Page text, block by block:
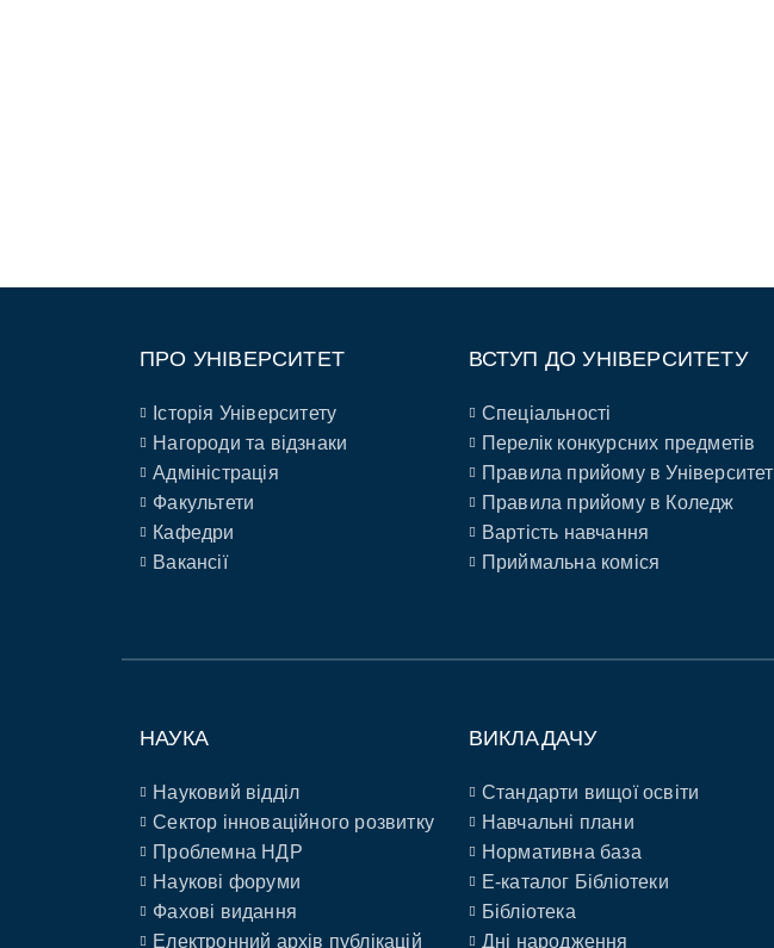
ПРО УНІВЕРСИТЕТ
Історія Університету
Нагороди та відзнаки
Адміністрація
Факультети
Кафедри
Вакансії
ВСТУП ДО УНІВЕРСИТЕТУ
Спеціальності
Перелік конкурсних предметів
Правила прийому в Університет
Правила прийому в Коледж
Вартість навчання
Приймальна коміся
НАУКА
Науковий відділ
Сектор інноваційного розвитку
Проблемна НДР
Наукові форуми
Фахові видання
Електронний архів публікацій
ВИКЛАДАЧУ
Стандарти вищої освіти
Навчальні плани
Нормативна база
E-каталог Бібліотеки
Бібліотека
Дні народження